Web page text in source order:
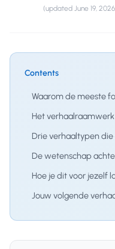
(updated June 19, 2026
Contents
Waarom de meeste
Het
Drie verhaaltypen
De wetenschap
Hoe je dit voor jezelf
Jouw volgende